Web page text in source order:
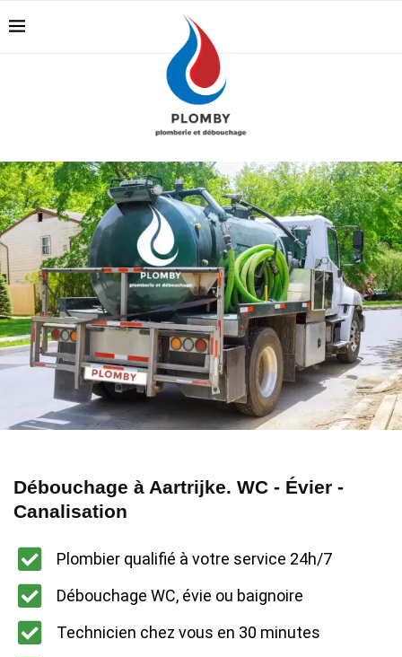
Débouchage à Aartrijke. WC - Évier -
Canalisation
Plombier qualifié à votre service 24h/7
Débouchage WC, évie ou baignoire
Technicien chez vous en 30 minutes